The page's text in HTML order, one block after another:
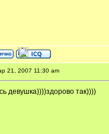
21, 2007 11:30 am
девушка))))здорово так))))